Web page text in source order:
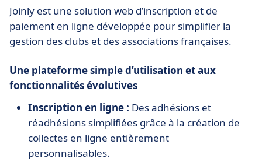
Joinly est une solution web d’inscription et de
paiement en ligne développée pour simplifier la
gestion des clubs et des associations françaises.
Une plateforme simple d’utilisation et aux
fonctionnalités évolutives
Inscription en ligne : Des adhésions et
réadhésions simplifiées grâce à la création de
collectes en ligne entièrement
personnalisables.